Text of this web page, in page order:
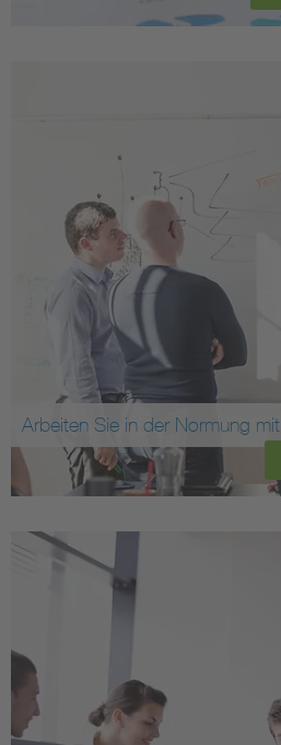
Arbeiten Sie in der Normung mit